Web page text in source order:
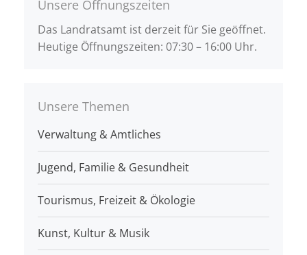
Unsere Öffnungszeiten
Das Landratsamt ist derzeit für Sie geöffnet.
Heutige Öffnungszeiten: 07:30 – 16:00 Uhr.
Unsere Themen
Verwaltung & Amtliches
Jugend, Familie & Gesundheit
Tourismus, Freizeit & Ökologie
Kunst, Kultur & Musik